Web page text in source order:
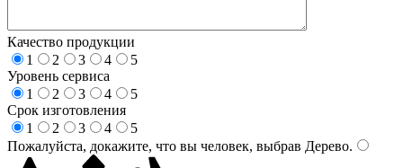
Качество продукции
1
2 3 4
5
Уровень сервиса
1
2 3 4
5
Срок изготовления
1
2 3 4
5
Пожалуйста, докажите, что вы человек, выбрав Дерево.